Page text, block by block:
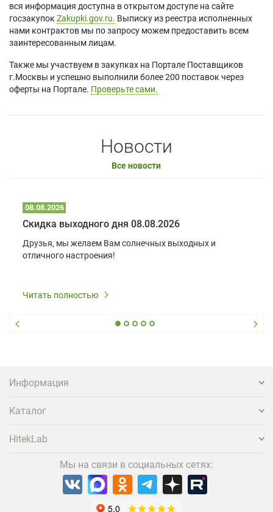
вся информация доступна в открытом доступе на сайте
госзакупок Zakupki.gov.ru. Выписку из реестра исполненных
нами контрактов мы по запросу можем предоставить всем
заинтересованным лицам.
Также мы участвуем в закупках на Портале Поставщиков
г.Москвы и успешно выполнили более 200 поставок через
оферты на Портале. Проверьте сами.
Новости
Все новости
08.08.2026
Скидка выходного дня 08.08.2026
Друзья, мы желаем Вам солнечных выходных и
отличного настроения!
Читать полностью
Информация
Каталог
HitekLab
Мы на связи в социальных сетях: